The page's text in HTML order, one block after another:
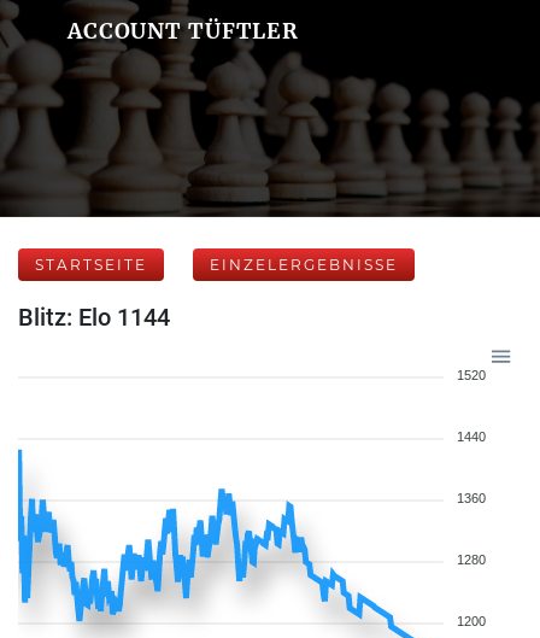
ACCOUNT TÜFTLER
STARTSEITE EINZELERGEBNISSE
Blitz: Elo 1144
1520
1440
1360
1280
1200